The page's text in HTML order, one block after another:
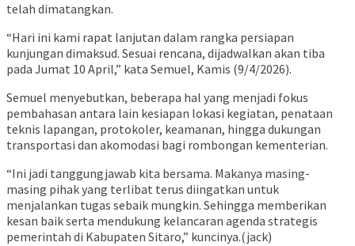
telah dimatangkan.
“Hari ini kami rapat lanjutan dalam rangka persiapan
kunjungan dimaksud. Sesuai rencana, dijadwalkan akan tiba
pada Jumat 10 April,” kata Semuel, Kamis (9/4/2026).
Semuel menyebutkan, beberapa hal yang menjadi fokus
pembahasan antara lain kesiapan lokasi kegiatan, penataan
teknis lapangan, protokoler, keamanan, hingga dukungan
transportasi dan akomodasi bagi rombongan kementerian.
“Ini jadi tanggungjawab kita bersama. Makanya masing-
masing pihak yang terlibat terus diingatkan untuk
menjalankan tugas sebaik mungkin. Sehingga memberikan
kesan baik serta mendukung kelancaran agenda strategis
pemerintah di Kabupaten Sitaro,” kuncinya.(jack)